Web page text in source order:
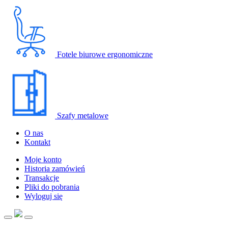
Fotele biurowe ergonomiczne
Szafy metalowe
O nas
Kontakt
Moje konto
Historia zamówień
Transakcje
Pliki do pobrania
Wyloguj się